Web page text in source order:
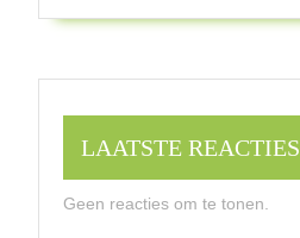
LAATSTE REACTIES
Geen reacties om te tonen.